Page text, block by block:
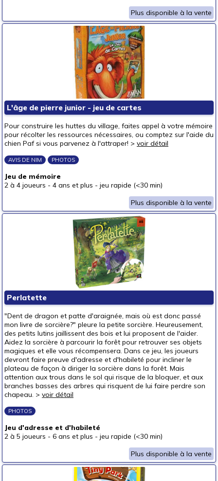
Plus disponible à la vente
L'âge de pierre junior - jeu de cartes
Pour construire les huttes du village, faites appel à votre mémoire
pour récolter les ressources nécessaires, ou comptez sur l'aide du
chien Paf si vous parvenez à l'attraper! > voir détail
AVIS DE NIM PHOTOS
Jeu de mémoire
2 à 4 joueurs - 4 ans et plus - jeu rapide (<30 min)
Plus disponible à la vente
Perlatette
"Dent de dragon et patte d'araignée, mais où est donc passé
mon livre de sorcière?" pleure la petite sorcière. Heureusement,
des petits lutins jaillissent des bois et lui proposent de l'aider.
Aidez la sorcière à parcourir la forêt pour retrouver ses objets
magiques et elle vous récompensera. Dans ce jeu, les joueurs
devront faire preuve d'adresse et d'habileté pour incliner le
plateau de façon à diriger la sorcière dans la forêt. Mais
attention aux trous dans le sol qui risque de la bloquer, et aux
branches basses des arbres qui risquent de lui faire perdre son
chapeau. > voir détail
PHOTOS
Jeu d'adresse et d'habileté
2 à 5 joueurs - 6 ans et plus - jeu rapide (<30 min)
Plus disponible à la vente